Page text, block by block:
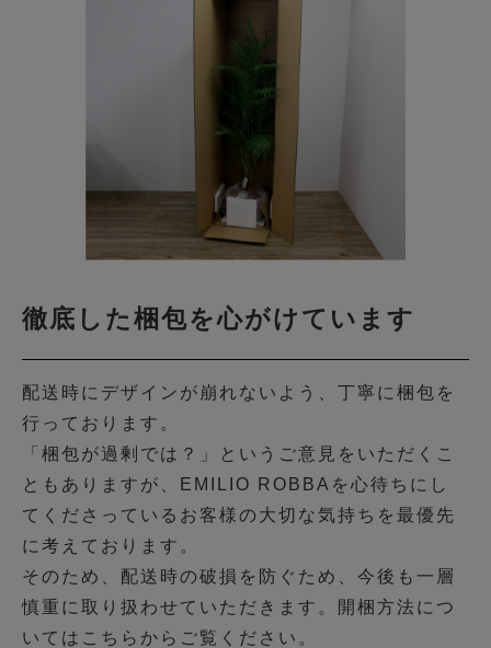
徹底した梱包を心がけています
配送時にデザインが崩れないよう、丁寧に梱包を
行っております。
「梱包が過剰では？」というご意見をいただくこ
ともありますが、EMILIO ROBBAを心待ちにし
てくださっているお客様の大切な気持ちを最優先
に考えております。
そのため、配送時の破損を防ぐため、今後も一層
慎重に取り扱わせていただきます。開梱方法につ
いては こちら からご覧ください。